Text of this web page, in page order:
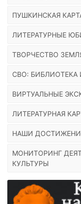
ПУШКИНСКАЯ
ЛИТЕРАТУРНЫЕ
ТВОРЧЕСТВО
СВО:
ВИРТУАЛЬНЫЕ
ЛИТЕРАТУРНАЯ
НАШИ
МОНИТОРИНГ
КУЛЬТУРЫ